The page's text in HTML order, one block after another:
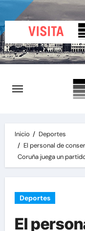
al
contenido
Inicio
Deportes
El personal de
Coruña juega un
Deportes
El